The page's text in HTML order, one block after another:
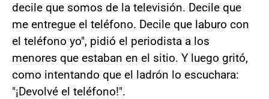
decile que somos de la televisión. Decile que
me entregue el teléfono. Decile que laburo con
el teléfono yo", pidió el periodista a los
menores que estaban en el sitio. Y luego gritó,
como intentando que el ladrón lo escuchara:
"¡Devolvé el teléfono!".